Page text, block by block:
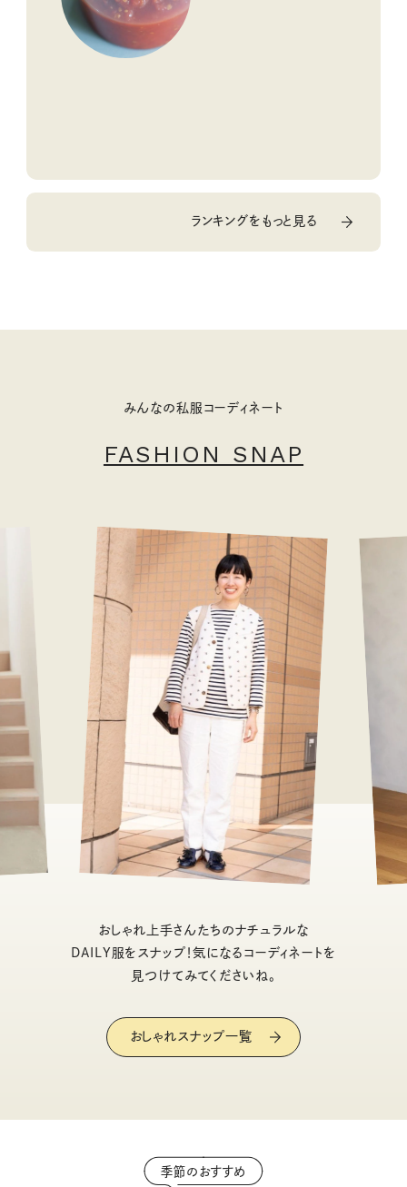
ランキングをもっと見る
みんなの私服コーディネート
FASHION SNAP
おしゃれ上手さんたちのナチュラルな
DAILY服をスナップ！気になるコーディネートを
見つけてみてくださいね。
おしゃれスナップ一覧
季節のおすすめ